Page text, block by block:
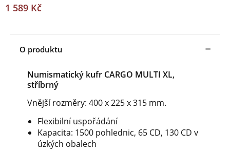
1 589 Kč
O produktu
Numismatický kufr CARGO MULTI XL,
stříbrný
Vnější rozměry: 400 x 225 x 315 mm.
Flexibilní uspořádání
Kapacita: 1500 pohlednic, 65 CD, 130 CD v
úzkých obalech